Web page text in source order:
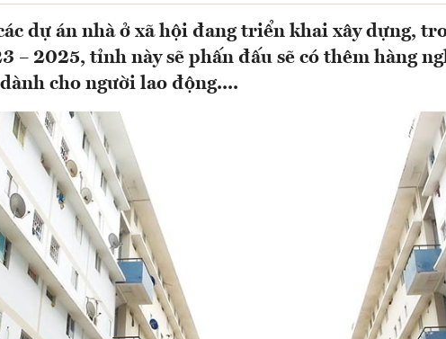
dự án nhà ở xã hội đang triển khai xây dựng,
– 2025, tỉnh này sẽ phấn đấu sẽ có thêm hàng
cho người lao động....